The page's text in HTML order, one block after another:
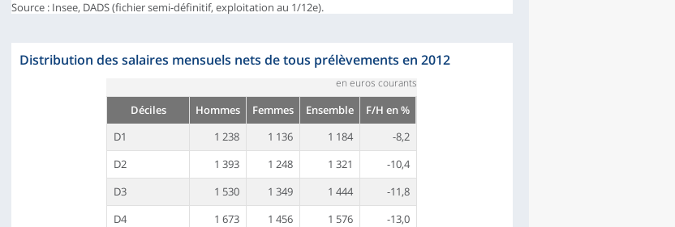
Source : Insee, DADS (fichier semi-définitif, exploitation au 1/12e).
Distribution des salaires mensuels nets de tous prélèvements en 2012
en euros courants
Déciles Hommes Femmes Ensemble
F/H en %
D1
1 238 1 136 1 184
-8,2
D2
1 393 1 248 1 321
-10,4
D3
1 530 1 349 1 444
-11,8
D4
1 673 1 456 1 576
-13,0